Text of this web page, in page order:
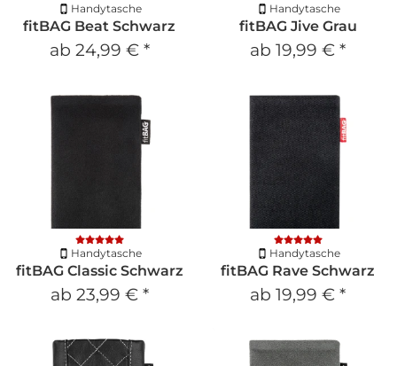
Handytasche
fitBAG Beat Schwarz
ab 24,99 € *
Handytasche
fitBAG Jive Grau
ab 19,99 € *
Handytasche
fitBAG Classic Schwarz
ab 23,99 € *
Handytasche
fitBAG Rave Schwarz
ab 19,99 € *